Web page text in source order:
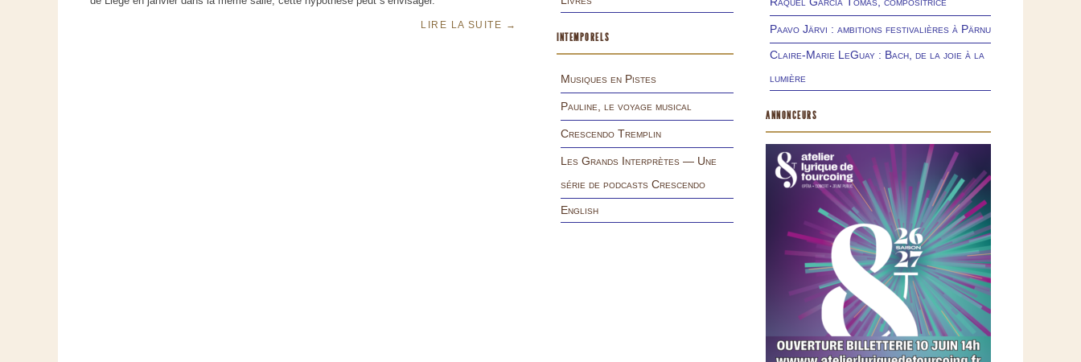
LIRE LA SUITE →
INTEMPORELS
Musiques en Pistes
Pauline, le voyage musical
Crescendo Tremplin
Les Grands Interprètes — Une
série de podcasts Crescendo
English
Paavo Järvi : ambitions festivalières à Pärnu
Claire-Marie LeGuay : Bach, de la joie à la
lumière
ANNONCEURS